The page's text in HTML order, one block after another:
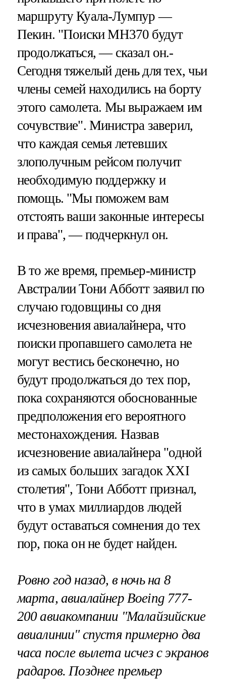
маршруту Куала-Лумпур —
Пекин. "Поиски МН370 будут
продолжаться, — сказал он.-
Сегодня тяжелый день для тех, чьи
члены семей находились на борту
этого самолета. Мы выражаем им
сочувствие". Министра заверил,
что каждая семья летевших
злополучным рейсом получит
необходимую поддержку и
помощь. "Мы поможем вам
отстоять ваши законные интересы
и права", — подчеркнул он.
В то же время, премьер-министр
Австралии Тони Абботт заявил по
случаю годовщины со дня
исчезновения авиалайнера, что
поиски пропавшего самолета не
могут вестись бесконечно, но
будут продолжаться до тех пор,
пока сохраняются обоснованные
предположения его вероятного
местонахождения. Назвав
исчезновение авиалайнера "одной
из самых больших загадок XXI
столетия", Тони Абботт признал,
что в умах миллиардов людей
будут оставаться сомнения до тех
пор, пока он не будет найден.
Ровно год назад, в ночь на 8
марта, авиалайнер Boeing 777-
200 авиакомпании "Малайзийские
авиалинии" спустя примерно два
часа после вылета исчез с экранов
радаров. Позднее премьер